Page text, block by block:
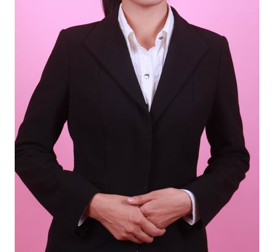
罪名档案
新法速递
联系我们